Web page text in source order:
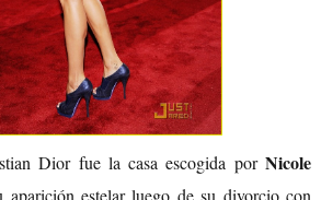
Dior fue la casa escogida porNicole